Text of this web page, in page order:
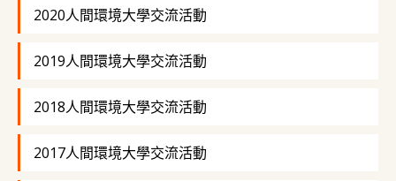
2020人間環境大學交流活動
2019人間環境大學交流活動
2018人間環境大學交流活動
2017人間環境大學交流活動